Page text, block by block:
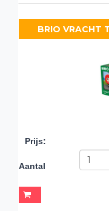
BRIO VRACHT
Prijs:
Aantal